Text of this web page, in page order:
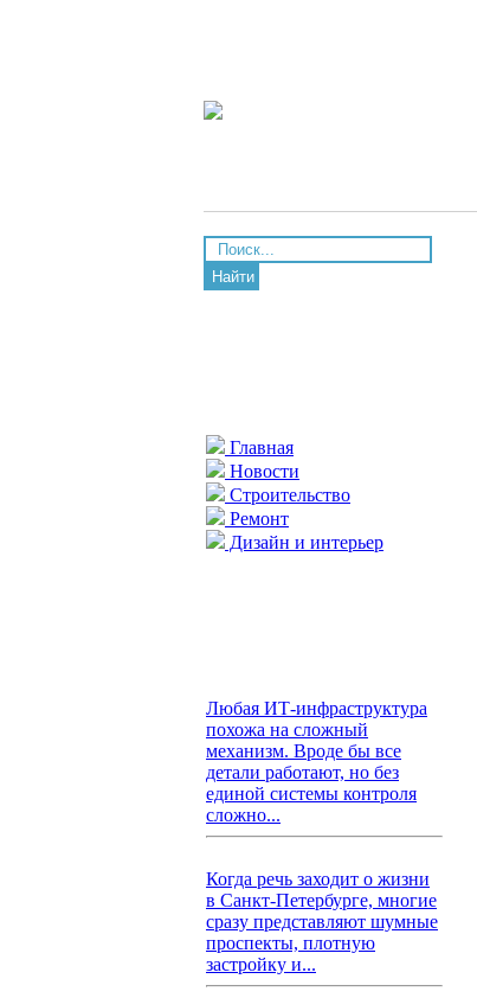
Найти
Главная
Новости
Строительство
Ремонт
Дизайн и интерьер
Любая ИТ-инфраструктура
похожа на сложный
механизм. Вроде бы все
детали работают, но без
единой системы контроля
сложно...
Когда речь заходит о жизни
в Санкт-Петербурге, многие
сразу представляют шумные
проспекты, плотную
застройку и...